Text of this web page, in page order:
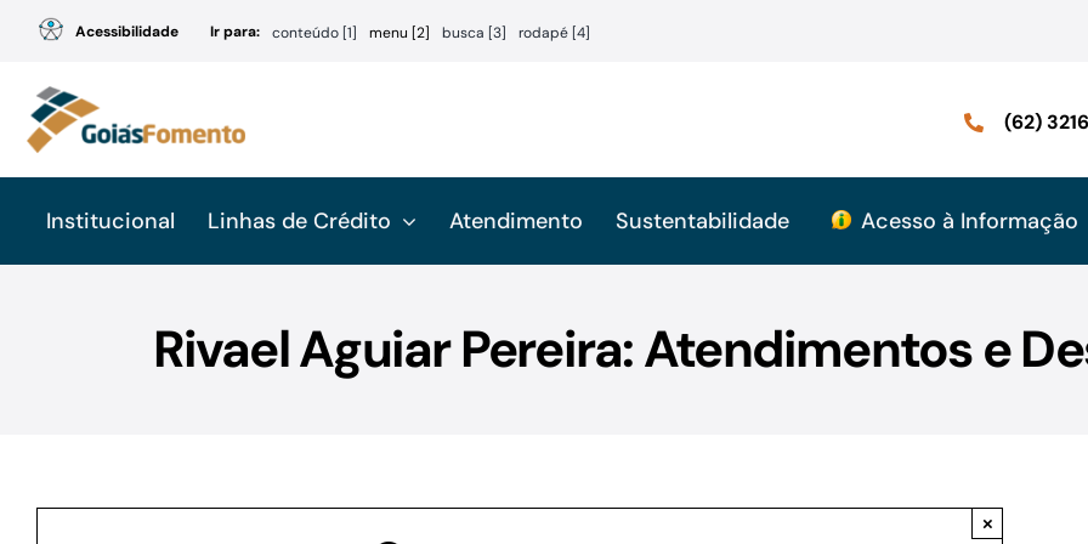
conteúdo
Acessibilidade Ir para: conteúdo [1] menu [2] busca [3] rodapé [4]
(62)
Institucional Linhas de Crédito Atendimento Sustentabilidade Acesso à Informação
Rivael Aguiar Pereira: Atendimentos e
×